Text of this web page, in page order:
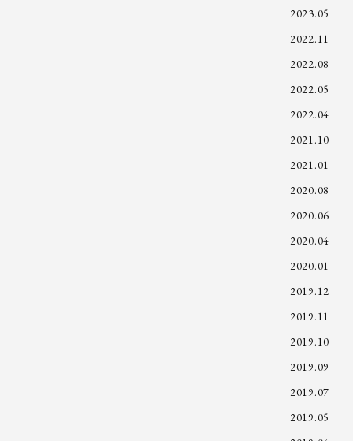
2023.05
2022.11
2022.08
2022.05
2022.04
2021.10
2021.01
2020.08
2020.06
2020.04
2020.01
2019.12
2019.11
2019.10
2019.09
2019.07
2019.05